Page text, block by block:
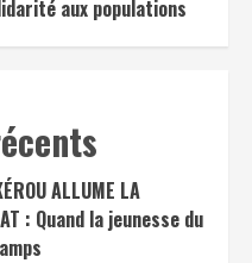
aux populations
ALLUME LA
: Quand la jeunesse du